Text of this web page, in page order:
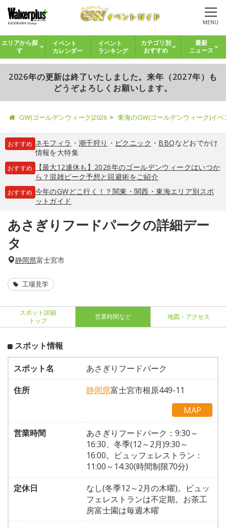
MENU
エリアから探
す
イベント
カレンダー
イベント
ランキング
カテゴリ別
おすすめ
最新
ニュース
2026年の更新は終了いたしました。来年（2027年）も
どうぞよろしくお願いします。
GW(ゴールデンウィーク)2026 東海のGW(ゴールデンウィーク)イ
おすすめ ネモフィラ ・ 潮干狩り ・ ピクニック ・ BBQなどおでかけ
情報を大特集
おすすめ
【最大12連休も】2026年のゴールデンウィークはいつか
ら？混雑ピーク予想と回避術をご紹介
おすすめ 今年のGWどこ行く！？関東・関西・東海エリア別スポ
ットガイド
あさぎりフードパークの詳細デー
タ
静岡県富士宮市
工場見学
スポット詳細
トップ
営業時間など 地図・アクセス
スポット情報
スポット名
あさぎりフードパーク
住所
静岡県富士宮市根原449-11
MAP
営業時間
あさぎりフードパーク：9:30～
16:30、冬季(12～2月)9:30～
16:00。ビュッフェレストラン：
11:00～14:30(時間制限70分)
定休日
なし(冬季12～2月の木曜)。ビュッ
フェレストランは不定期。お茶工
房富士園は毎週木曜